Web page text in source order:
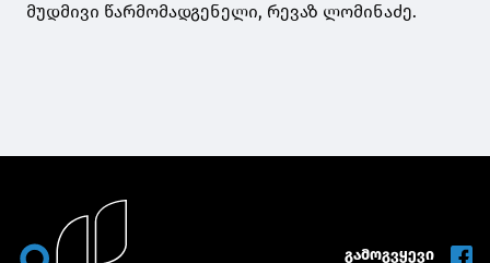
მუდმივი წარმომადგენელი, რევაზ ლომინაძე.
გამოგვყევი